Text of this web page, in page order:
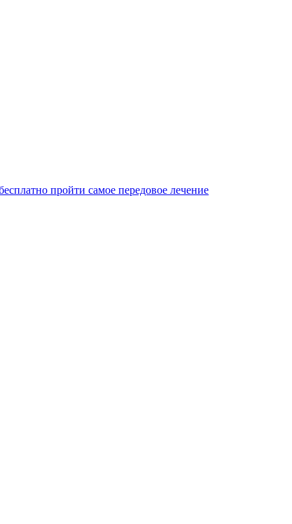
пройти самое передовое лечение